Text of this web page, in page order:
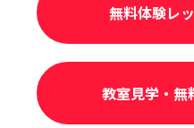
無料体験レ
教室見学・無